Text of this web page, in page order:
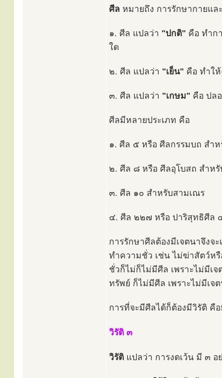
ศีล หมายถึง การรักษากายแล
๑. ศีล แปลว่า "ปกติ" คือ ทำก
ใด
๒. ศีล แปลว่า "เย็น" คือ ทำให้
๓. ศีล แปลว่า "เกษม" คือ ปล
ศีลมีหลายประเภท คือ
๑. ศีล ๕ หรือ ศีลกรรมบถ สำ
๒. ศีล ๘ หรือ ศีลอุโบสถ สำห
๓. ศีล ๑๐ สำหรับสามเณร
๔. ศีล ๒๒๗ หรือ ปาริสุทธิศีล
การรักษาศีลต้องมีเจตนาจึงจ
ทำความชั่ว เช่น ไม่ฆ่าสัตว์ห
ชั่วก็ไม่ก็ไม่มีศีล เพราะไม่มีเ
ทรัพย์ ก็ไม่มีศีล เพราะไม่มีเจ
การที่จะมีศีลได้ก็ต้องมีวิรัติ คื
วิรัติ ๓
วิรัติ แปลว่า การงดเว้น มี ๓ อ